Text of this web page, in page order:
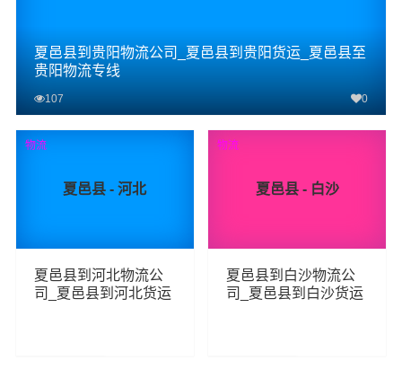
夏邑县到贵阳物流公司_夏邑县到贵阳货运_夏邑县至
贵阳物流专线
107 0
查看详细
夏邑县 - 河北
夏邑县到河北物流公
司_夏邑县到河北货运
物流
夏邑县 - 白沙
夏邑县到白沙物流公
司_夏邑县到白沙货运
物流